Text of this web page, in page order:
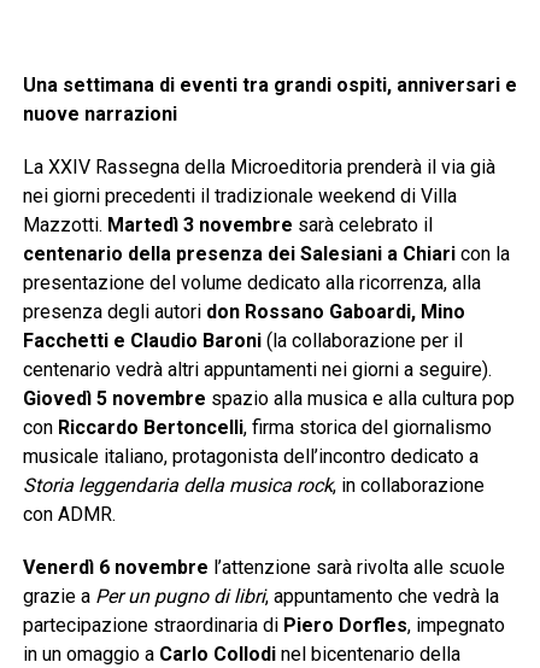
Una settimana di eventi tra grandi ospiti, anniversari e
nuove narrazioni
La XXIV Rassegna della Microeditoria prenderà il via già
nei giorni precedenti il tradizionale weekend di Villa
Mazzotti. Martedì 3 novembre sarà celebrato il
centenario della presenza dei Salesiani a Chiaricon la
presentazione del volume dedicato alla ricorrenza, alla
presenza degli autori don Rossano Gaboardi, Mino
Facchetti e Claudio Baroni(la collaborazione per il
centenario vedrà altri appuntamenti nei giorni a seguire).
Giovedì 5 novembre spazio alla musica e alla cultura pop
con Riccardo Bertoncelli, firma storica del giornalismo
musicale italiano, protagonista dell’incontro dedicato a
Storia leggendaria della musica rock, in collaborazione
con ADMR.
Venerdì 6 novembre l’attenzione sarà rivolta alle scuole
grazie a Per un pugno di libri, appuntamento che vedrà la
partecipazione straordinaria di Piero Dorfles, impegnato
in un omaggio a Carlo Collodinel bicentenario della